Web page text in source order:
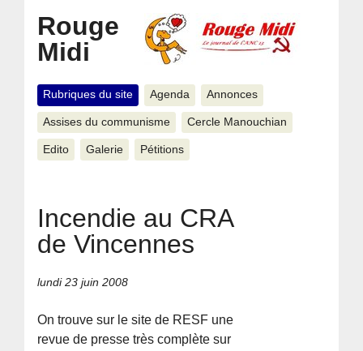
Rouge
Midi
Rubriques du site Agenda Annonces
Assises du communisme Cercle Manouchian
Edito Galerie Pétitions
Incendie au CRA
de Vincennes
lundi 23 juin 2008
On trouve sur le site de RESF une
revue de presse très complète sur